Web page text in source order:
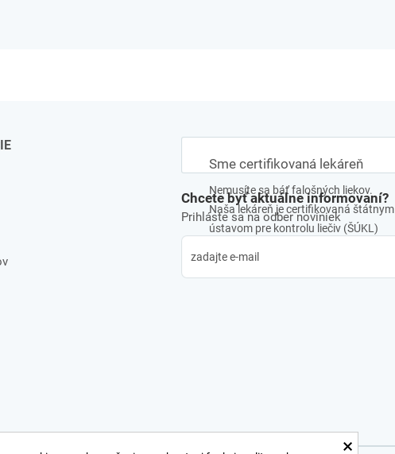
Sme certifikovaná lekáreň
Nemusíte sa báť falošných liekov.
Naša lekáreň je certifikovaná štátnym
ústavom pre kontrolu liečiv (ŠÚKL)
Chcete byť aktuálne informovaní?
Prihláste sa na odber noviniek
×